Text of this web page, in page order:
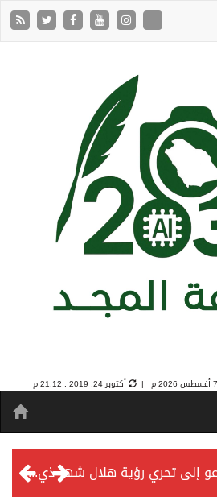
7 أغسطس 2026 م | أكتوبر 24, 2019 , 21:12 م
المحكمة العليا تدعو إلى تحري رؤية هلال شهر ذي الحجة مساء يوم الأحد الثلاثين من شهر ذي القعدة -حسب تقويم أم القرى- التاسع والعشرين حسب قرار المحكمة العليا